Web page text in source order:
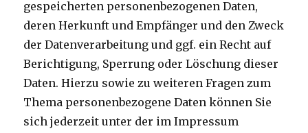
gespeicherten personenbezogenen Daten,
deren Herkunft und Empfänger und den Zweck
der Datenverarbeitung und ggf. ein Recht auf
Berichtigung, Sperrung oder Löschung dieser
Daten. Hierzu sowie zu weiteren Fragen zum
Thema personenbezogene Daten können Sie
sich jederzeit unter der im Impressum